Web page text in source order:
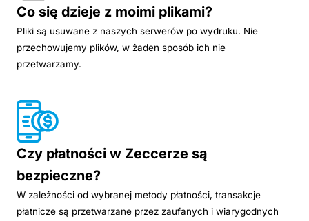
Co się dzieje z moimi plikami?
Pliki są usuwane z naszych serwerów po wydruku. Nie
przechowujemy plików, w żaden sposób ich nie
przetwarzamy.
Czy płatności w Zeccerze są
bezpieczne?
W zależności od wybranej metody płatności, transakcje
płatnicze są przetwarzane przez zaufanych i wiarygodnych